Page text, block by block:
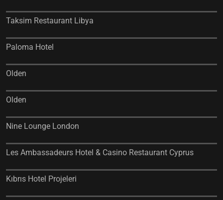
Taksim Restaurant Libya
Paloma Hotel
Olden
Olden
Nine Lounge London
Les Ambassadeurs Hotel & Casino Restaurant Cyprus
Kıbrıs Hotel Projeleri